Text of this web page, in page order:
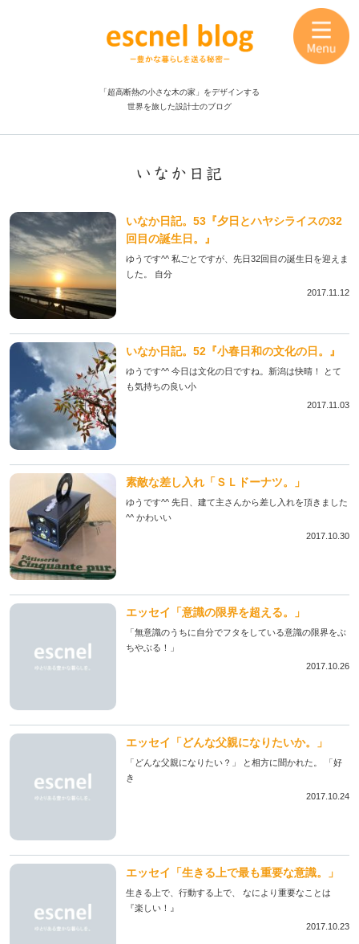
「超高断熱の小さな木の家」をデザインする
世界を旅した設計士のブログ
いなか日記
いなか日記。53『夕日とハヤシライスの32
回目の誕生日。』
ゆうです^^ 私ごとですが、先日32回目の誕生日を迎えま
した。 自分
2017.11.12
いなか日記。52『小春日和の文化の日。』
ゆうです^^ 今日は文化の日ですね。新潟は快晴！ とて
も気持ちの良い小
2017.11.03
素敵な差し入れ「ＳＬドーナツ。」
ゆうです^^ 先日、建て主さんから差し入れを頂きました
^^ かわいい
2017.10.30
エッセイ「意識の限界を超える。」
「無意識のうちに自分でフタをしている意識の限界をぶ
ちやぶる！」
2017.10.26
エッセイ「どんな父親になりたいか。」
「どんな父親になりたい？」 と相方に聞かれた。 「好
き
2017.10.24
エッセイ「生きる上で最も重要な意識。」
生きる上で、行動する上で、 なにより重要なことは
『楽しい！』
2017.10.23